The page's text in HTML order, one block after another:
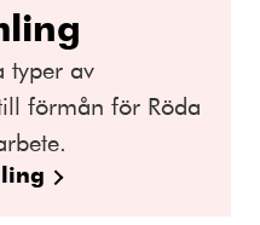
typer av
förmån för Röda